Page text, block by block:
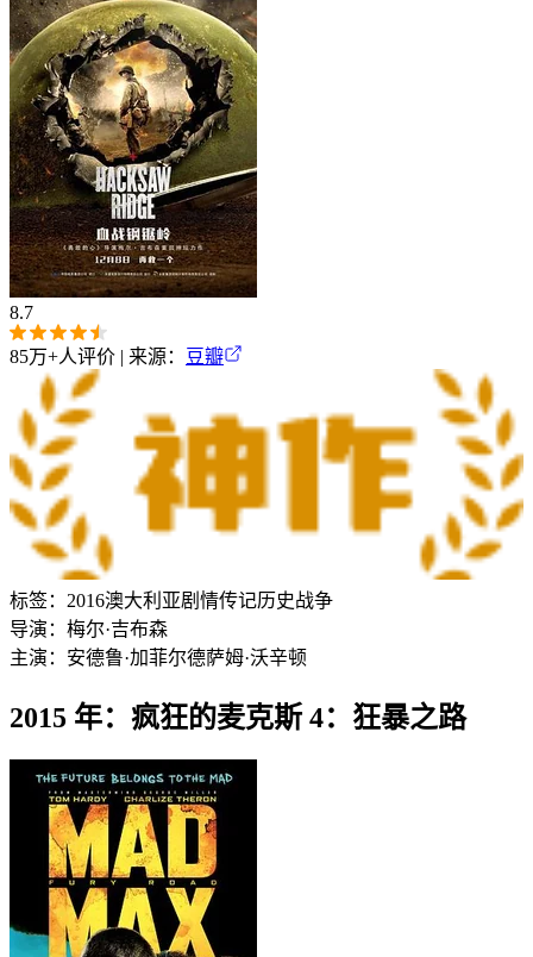
8.7
85万+人评价 | 来源： 豆瓣
标签： 2016澳大利亚剧情传记历史战争
导演： 梅尔·吉布森
主演： 安德鲁·加菲尔德萨姆·沃辛顿
2015 年：疯狂的麦克斯 4：狂暴之路